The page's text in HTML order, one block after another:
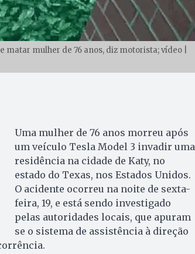
mulher de 76 anos, diz motorista; vídeo |
Uma mulher de 76 anos morreu após
um veículo Tesla Model 3 invadir uma
residência na cidade de Katy, no
estado do Texas, nos Estados Unidos.
O acidente ocorreu na noite de sexta-
feira, 19, e está sendo investigado
pelas autoridades locais, que apuram
se o sistema de assistência à direção